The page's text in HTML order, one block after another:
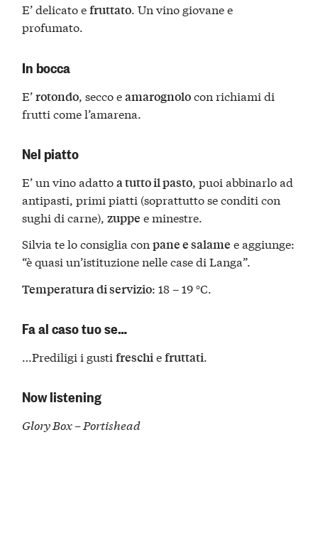
E’ delicato efruttato. Un vino giovane e
profumato.
In bocca
E’rotondo, secco eamarognolocon richiami di
frutti come l’amarena.
Nel piatto
E’ un vino adattoa tutto il pasto, puoi abbinarlo ad
antipasti, primi piatti (soprattutto se conditi con
sughi di carne),zuppe e minestre.
Silvia te lo consiglia conpane e salame e aggiunge:
“è quasi un’istituzione nelle case di Langa”.
Temperatura di servizio: 18 – 19 °C.
Fa al caso tuo se…
…Prediligi i gustifreschiefruttati.
Now listening
Glory Box – Portishead